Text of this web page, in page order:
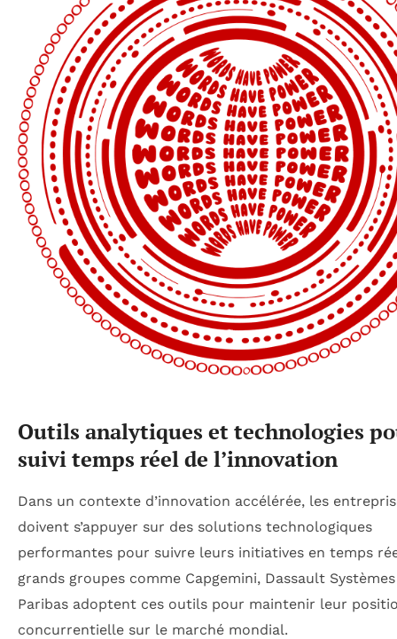
Outils analytiques et technologies
suivi temps réel de l’innovation
Dans un contexte d’innovation accélérée, les
doivent s’appuyer sur des solutions technologiques
performantes pour suivre leurs initiatives en temps
grands groupes comme Capgemini, Dassault
Paribas adoptent ces outils pour maintenir leur
concurrentielle sur le marché mondial.